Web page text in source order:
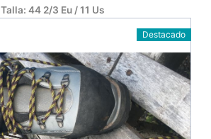
Talla: 44 2/3 Eu / 11 Us
Destacado